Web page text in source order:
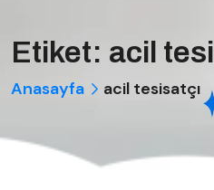
Etiket: acil
Anasayfa acil tesisatçı